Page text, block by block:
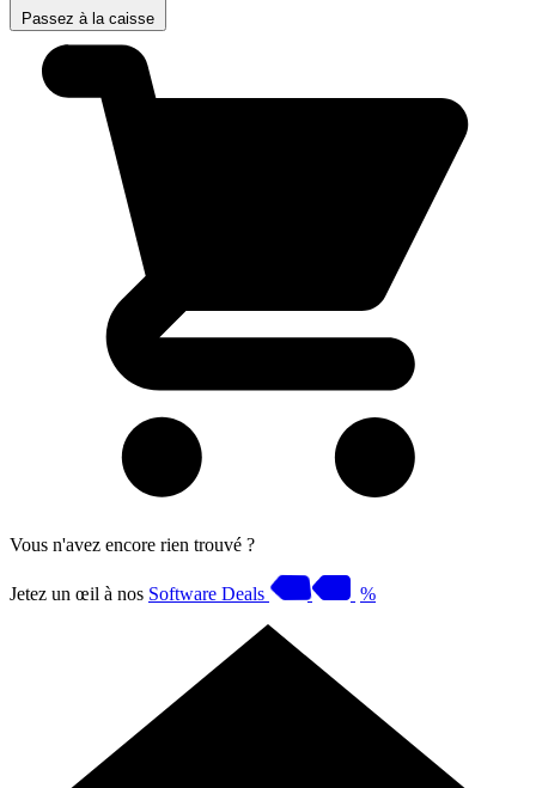
Passez à la caisse
Vous n'avez encore rien trouvé ?
Jetez un œil à nos Software Deals %